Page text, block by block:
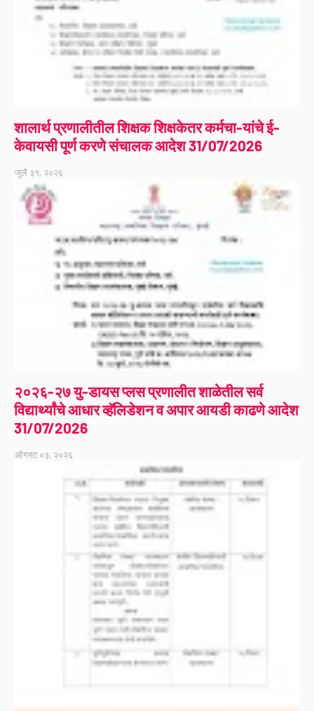
शालार्थ प्रणालीतील शिक्षक शिक्षकेतर कर्मचा-यांचे ई-
केवायसी पूर्ण करणे संचालक आदेश 31/07/2026
जुलै ३१, २०२६
२०२६-२७ यु-डायस प्लस प्रणालीत शाळेतील सर्व
विद्यार्थ्यांचे आधार व्हॅलिडेशन व अपार आयडी काढणे आदेश
31/07/2026
ऑगस्ट ०३, २०२६